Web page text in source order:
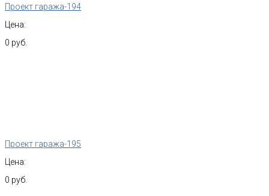
Проект гаража-194
Цена:
0 руб.
Проект гаража-195
Цена:
0 руб.